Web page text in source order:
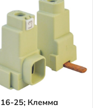
16-25; Клемма